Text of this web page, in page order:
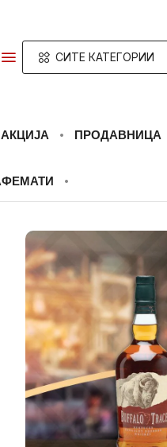
СИТЕ КАТЕГОРИИ
АКЦИЈА ПРОДАВНИЦА